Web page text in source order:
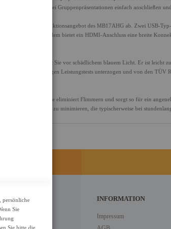
Sie den Bildschirm bei Gruppenpräsentationen einfach anschließen
rundet das Funktionsangebot des MB17AHG ab. Zwei USB-
Vielseitigkeit. Außerdem bietet ein HDMI-Anschluss eine breite
Light Filter schützt Sie vor schädlichem blauem Licht. Er ist
wurden strengen Leistungstests unterzogen und von den
Free-Technologie eliminiert Flimmern und sorgt so für ein
andere Beschwerden zu minimieren, die typischerweise bei
Berlin
INFORMATION
Impressum
persönliche
Sie
Sie bitte die